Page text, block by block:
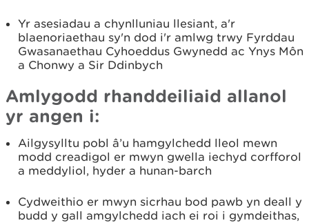
Yr asesiadau a chynlluniau llesiant, a'r
blaenoriaethau sy'n dod i'r amlwg trwy Fyrddau
Gwasanaethau Cyhoeddus Gwynedd ac Ynys Môn
a Chonwy a Sir Ddinbych
Amlygodd rhanddeiliaid allanol
yr angen i:
Ailgysylltu pobl â’u hamgylchedd lleol mewn
modd creadigol er mwyn gwella iechyd corfforol
a meddyliol, hyder a hunan-barch
Cydweithio er mwyn sicrhau bod pawb yn deall y
budd y gall amgylchedd iach ei roi i gymdeithas,